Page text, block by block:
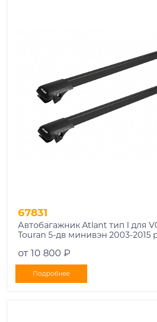
67831
Автобагажник Atlant тип I для
Touran 5-дв минивэн 2003-2015
от 10 800 ₽
Подробнее